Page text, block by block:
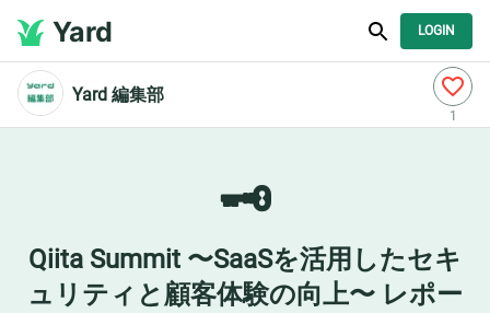
Yard LOGIN
Yard 編集部
1
🗝️
Qiita Summit 〜SaaSを活用したセキ
ュリティと顧客体験の向上〜 レポー